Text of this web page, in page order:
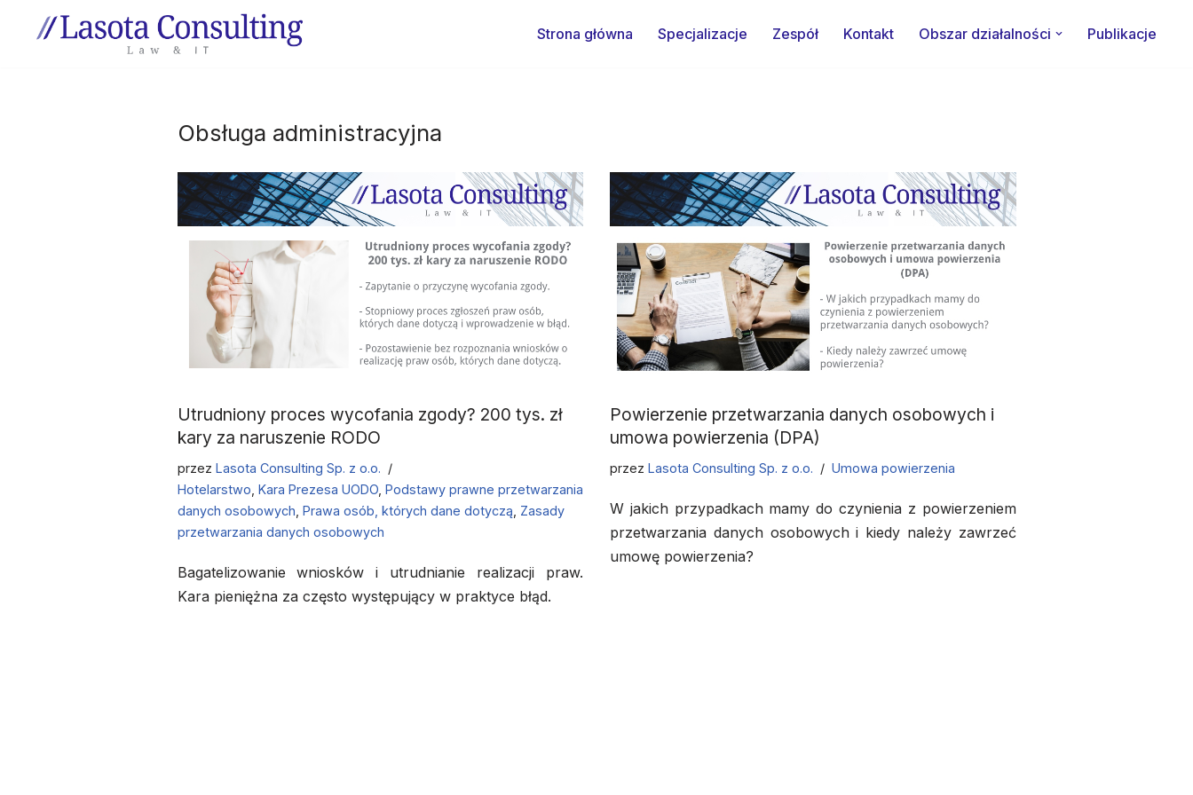
Strona główna Specjalizacje Zespół Kontakt Obszar działalności Publikacje
Obsługa administracyjna
Utrudniony proces wycofania zgody? 200 tys. zł
kary za naruszenie RODO
przez Lasota Consulting Sp. z o.o.
Hotelarstwo Kara Prezesa UODO, Podstawy prawne przetwarzania
danych osobowych Prawa osób, których dane dotyczą Zasady
przetwarzania danych osobowych
Bagatelizowanie wniosków i utrudnianie realizacji praw.
Kara pieniężna za często występujący w praktyce błąd.
Powierzenie przetwarzania danych osobowych i
umowa powierzenia (DPA)
przez Lasota Consulting Sp. z o.o. Umowa powierzenia
W jakich przypadkach mamy do czynienia z powierzeniem
przetwarzania danych osobowych i kiedy należy zawrzeć
umowę powierzenia?